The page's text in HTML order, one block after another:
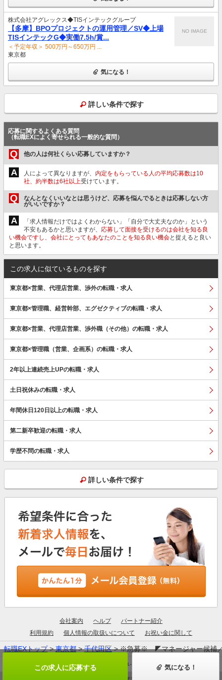
この求人に応募する 気になる！
株式会社アグレックス◆TISインテックグループ
【多摩】BPOプロジェクトの運用管理／SV◆上場
TISインテックG◆実働7.5h/賞...
＜予定年収＞ 500万円～650万円 ...
東京都
NO IMAGE
気になる！
詳しい条件で探す
応募に関するよくある質問
（転職EXによく寄せられる一般的な質問）
Q 他の人は何社くらい応募していますか？
A 人によって異なりますが、 内定をもらっている人の平均応募数は10
社、約半数は6社以上受けています。
Q
なんとなくいいなとは思うけど、応募を悩んでるときは応募しない方
がいいですか？
A
「求人情報だけではよくわからない」「自分で大丈夫なのか」という
不安もあるかと思いますが、 応募して面接を受けるのは会社を知る良
い機会ですし、会社にとってもあなたのことを知る良い機会と捉えると良い
と思います。
この求人に似ているものを探す
東京都×営業、代理店営業、渉外の転職・求人
東京都×管理職、経営幹部、エグゼクティブの転職・求人
東京都×営業、代理店営業、渉外職（その他）の転職・求人
東京都×管理職（営業、企画系）の転職・求人
2年以上連続売上UPの転職・求人
土日祝休みの転職・求人
年間休日120日以上の転職・求人
第二新卒歓迎の転職・求人
学歴不問の転職・求人
詳しい条件で探す
会社案内 ヘルプ
パートナー紹介
利用規約
個人情報の取扱いについて お祝い金に関して
転職EXトップ>東京都>千代田区> ※急募※ ◤マネージャー候補／
厚生労働大臣許可：13-ユ-305190
© ZIGExN ALL RIGHTS RESERVED.